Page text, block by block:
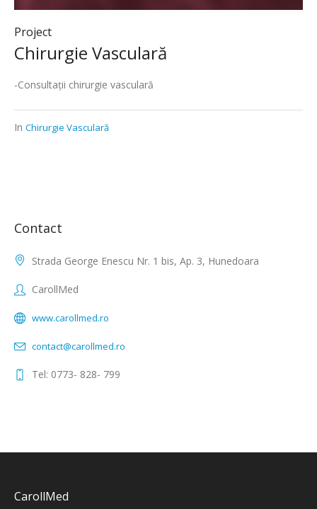
Project
Chirurgie Vasculară
-Consultații chirurgie vasculară
In Chirurgie Vasculară
Contact
Strada George Enescu Nr. 1 bis, Ap. 3, Hunedoara
CarollMed
www.carollmed.ro
contact@carollmed.ro
Tel: 0773- 828- 799
CarollMed